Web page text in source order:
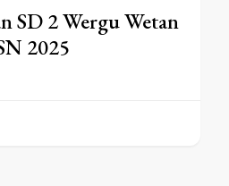
SD 2 Wergu Wetan
2025